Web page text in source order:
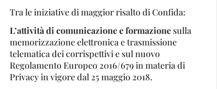
Tra le iniziative di maggior risalto di Confida:
L’attività di comunicazione e formazione sulla
memorizzazione elettronica e trasmissione
telematica dei corrispettivi e sul nuovo
Regolamento Europeo 2016/679 in materia di
Privacy in vigore dal 25 maggio 2018.